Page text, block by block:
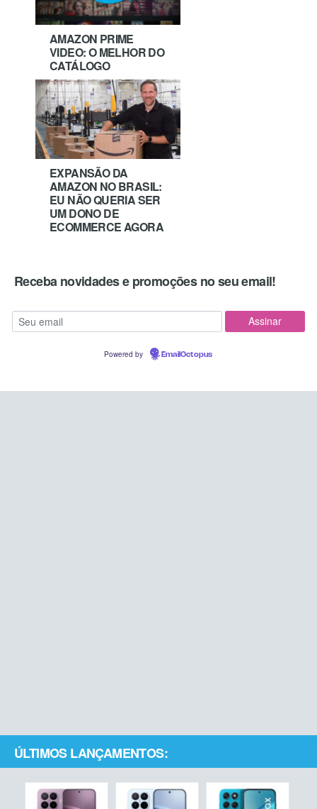
AMAZON PRIME
VIDEO: O MELHOR DO
CATÁLOGO
EXPANSÃO DA
AMAZON NO BRASIL:
EU NÃO QUERIA SER
UM DONO DE
ECOMMERCE AGORA
Receba novidades e promoções no seu email!
Powered by EmailOctopus
ÚLTIMOS LANÇAMENTOS: